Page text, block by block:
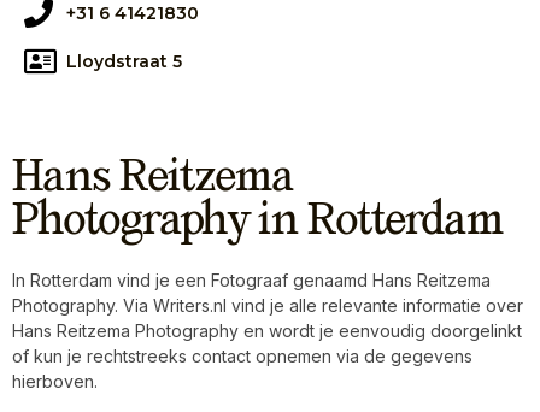
+31 6 41421830
Lloydstraat 5
Hans Reitzema
Photography in Rotterdam
In Rotterdam vind je een Fotograaf genaamd Hans Reitzema
Photography. Via Writers.nl vind je alle relevante informatie over
Hans Reitzema Photography en wordt je eenvoudig doorgelinkt
of kun je rechtstreeks contact opnemen via de gegevens
hierboven.